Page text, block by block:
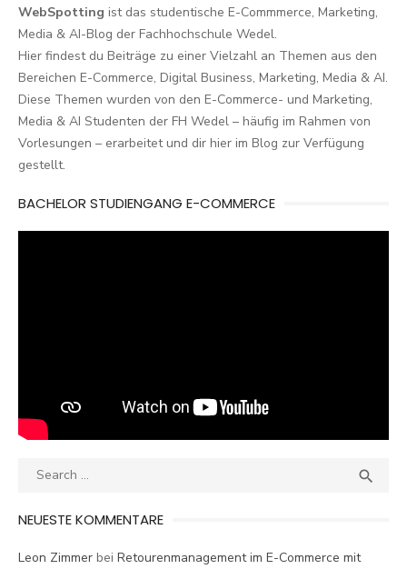
WebSpotting ist das studentische E-Commmerce, Marketing,
Media & AI-Blog der Fachhochschule Wedel.
Hier findest du Beiträge zu einer Vielzahl an Themen aus den
Bereichen E-Commerce, Digital Business, Marketing, Media & AI.
Diese Themen wurden von den E-Commerce- und Marketing,
Media & AI Studenten der FH Wedel – häufig im Rahmen von
Vorlesungen – erarbeitet und dir hier im Blog zur Verfügung
gestellt.
BACHELOR STUDIENGANG E-COMMERCE
Search

NEUESTE KOMMENTARE
Leon Zimmer bei Retourenmanagement im E-Commerce mit